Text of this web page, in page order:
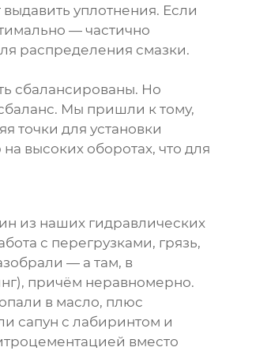
уплотнения. Если
— частично
распределения смазки.
сбалансированы. Но
Мы пришли к тому,
точки для установки
высоких оборотах, что для
из наших гидравлических
с перегрузками, грязь,
— а там, в
причём неравномерно.
в масло, плюс
сапун с лабиринтом и
вместо